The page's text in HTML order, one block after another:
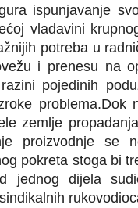
ispunjavanje
vladavini
potreba u
i prenesu na
pojedinih
problema.Dok
zemlje
proizvodnje se
pokreta stoga bi
jednog dijela